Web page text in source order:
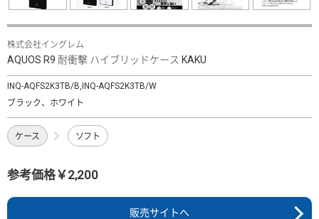
株式会社イングレム
AQUOS R9 耐衝撃 ハイブリッドケース KAKU
INQ-AQFS2K3TB/B,INQ-AQFS2K3TB/W
ブラック、ホワイト
ケース ソフト
参考価格￥2,200
販売サイトへ